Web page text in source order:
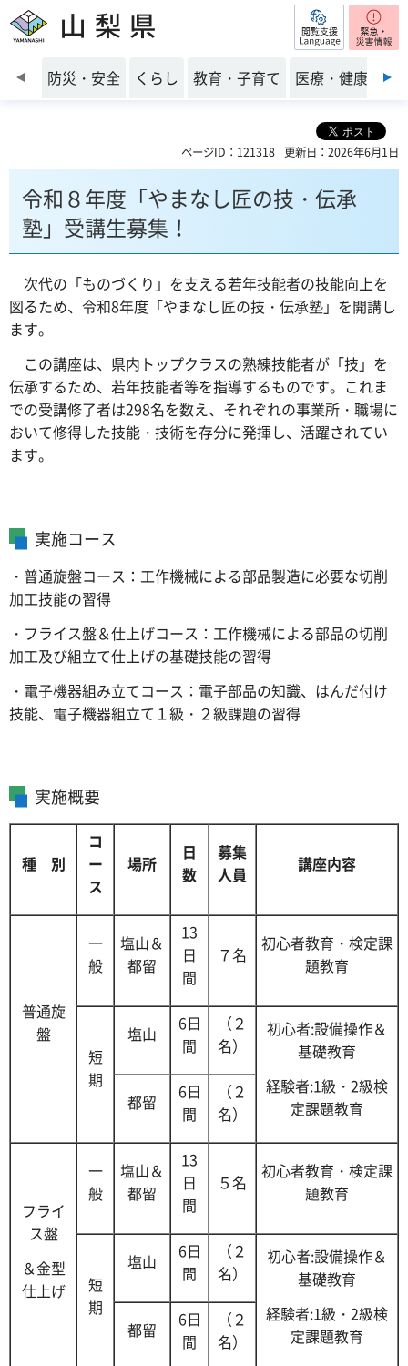
山梨県 閲覧支援
前のスライドを表示
防災・安全 くらし 教育・子育て 医療・健康・福
ページID：121318 更新日：2026年6月1日
令和８年度「やまなし匠の技・伝承
塾」受講生募集！
次代の「ものづくり」を支える若年技能者の技能向上を
図るため、令和8年度「やまなし匠の技・伝承塾」を開講し
ます。
この講座は、県内トップクラスの熟練技能者が「技」を
伝承するため、若年技能者等を指導するものです。これま
での受講修了者は298名を数え、それぞれの事業所・職場に
おいて修得した技能・技術を存分に発揮し、活躍されてい
ます。
実施コース
・普通旋盤コース：工作機械による部品製造に必要な切削
加工技能の習得
・フライス盤＆仕上げコース：工作機械による部品の切削
加工及び組立て仕上げの基礎技能の習得
・電子機器組み立てコース：電子部品の知識、はんだ付け
技能、電子機器組立て１級・２級課題の習得
実施概要
種 別
コ
ー
ス
場所
日
数
募集
人員
講座内容
普通旋
盤
一
般
塩山＆
都留
13
日
間
７名
初心者教育・検定課
題教育
短
期
塩山
6日
間
（２
名）
初心者:設備操作＆
基礎教育
経験者:1級・2級検
定課題教育
都留
6日
間
（２
名）
フライ
ス盤
＆金型
仕上げ
一
般
塩山＆
都留
13
日
間
５名
初心者教育・検定課
題教育
短
期
塩山
6日
間
（２
名）
初心者:設備操作＆
基礎教育
経験者:1級・2級検
定課題教育
都留
6日
間
（２
名）